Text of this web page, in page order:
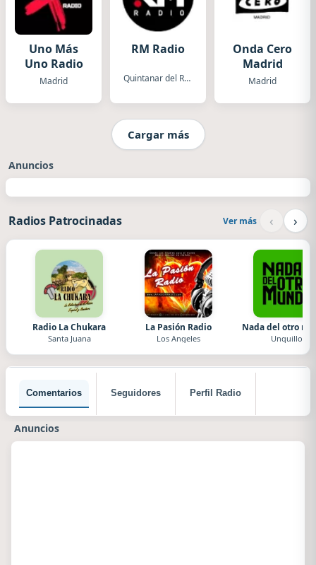
Uno Más
Uno Radio
Madrid
RM Radio
Quintanar del Rey
Onda Cero
Madrid
Madrid
Cargar más
Anuncios
Radios Patrocinadas Ver más ‹ ›
Radio La Chukara
Santa Juana
La Pasión Radio
Los Angeles
Nada del otro
Unquillo
Comentarios Seguidores Perfil Radio
Anuncios